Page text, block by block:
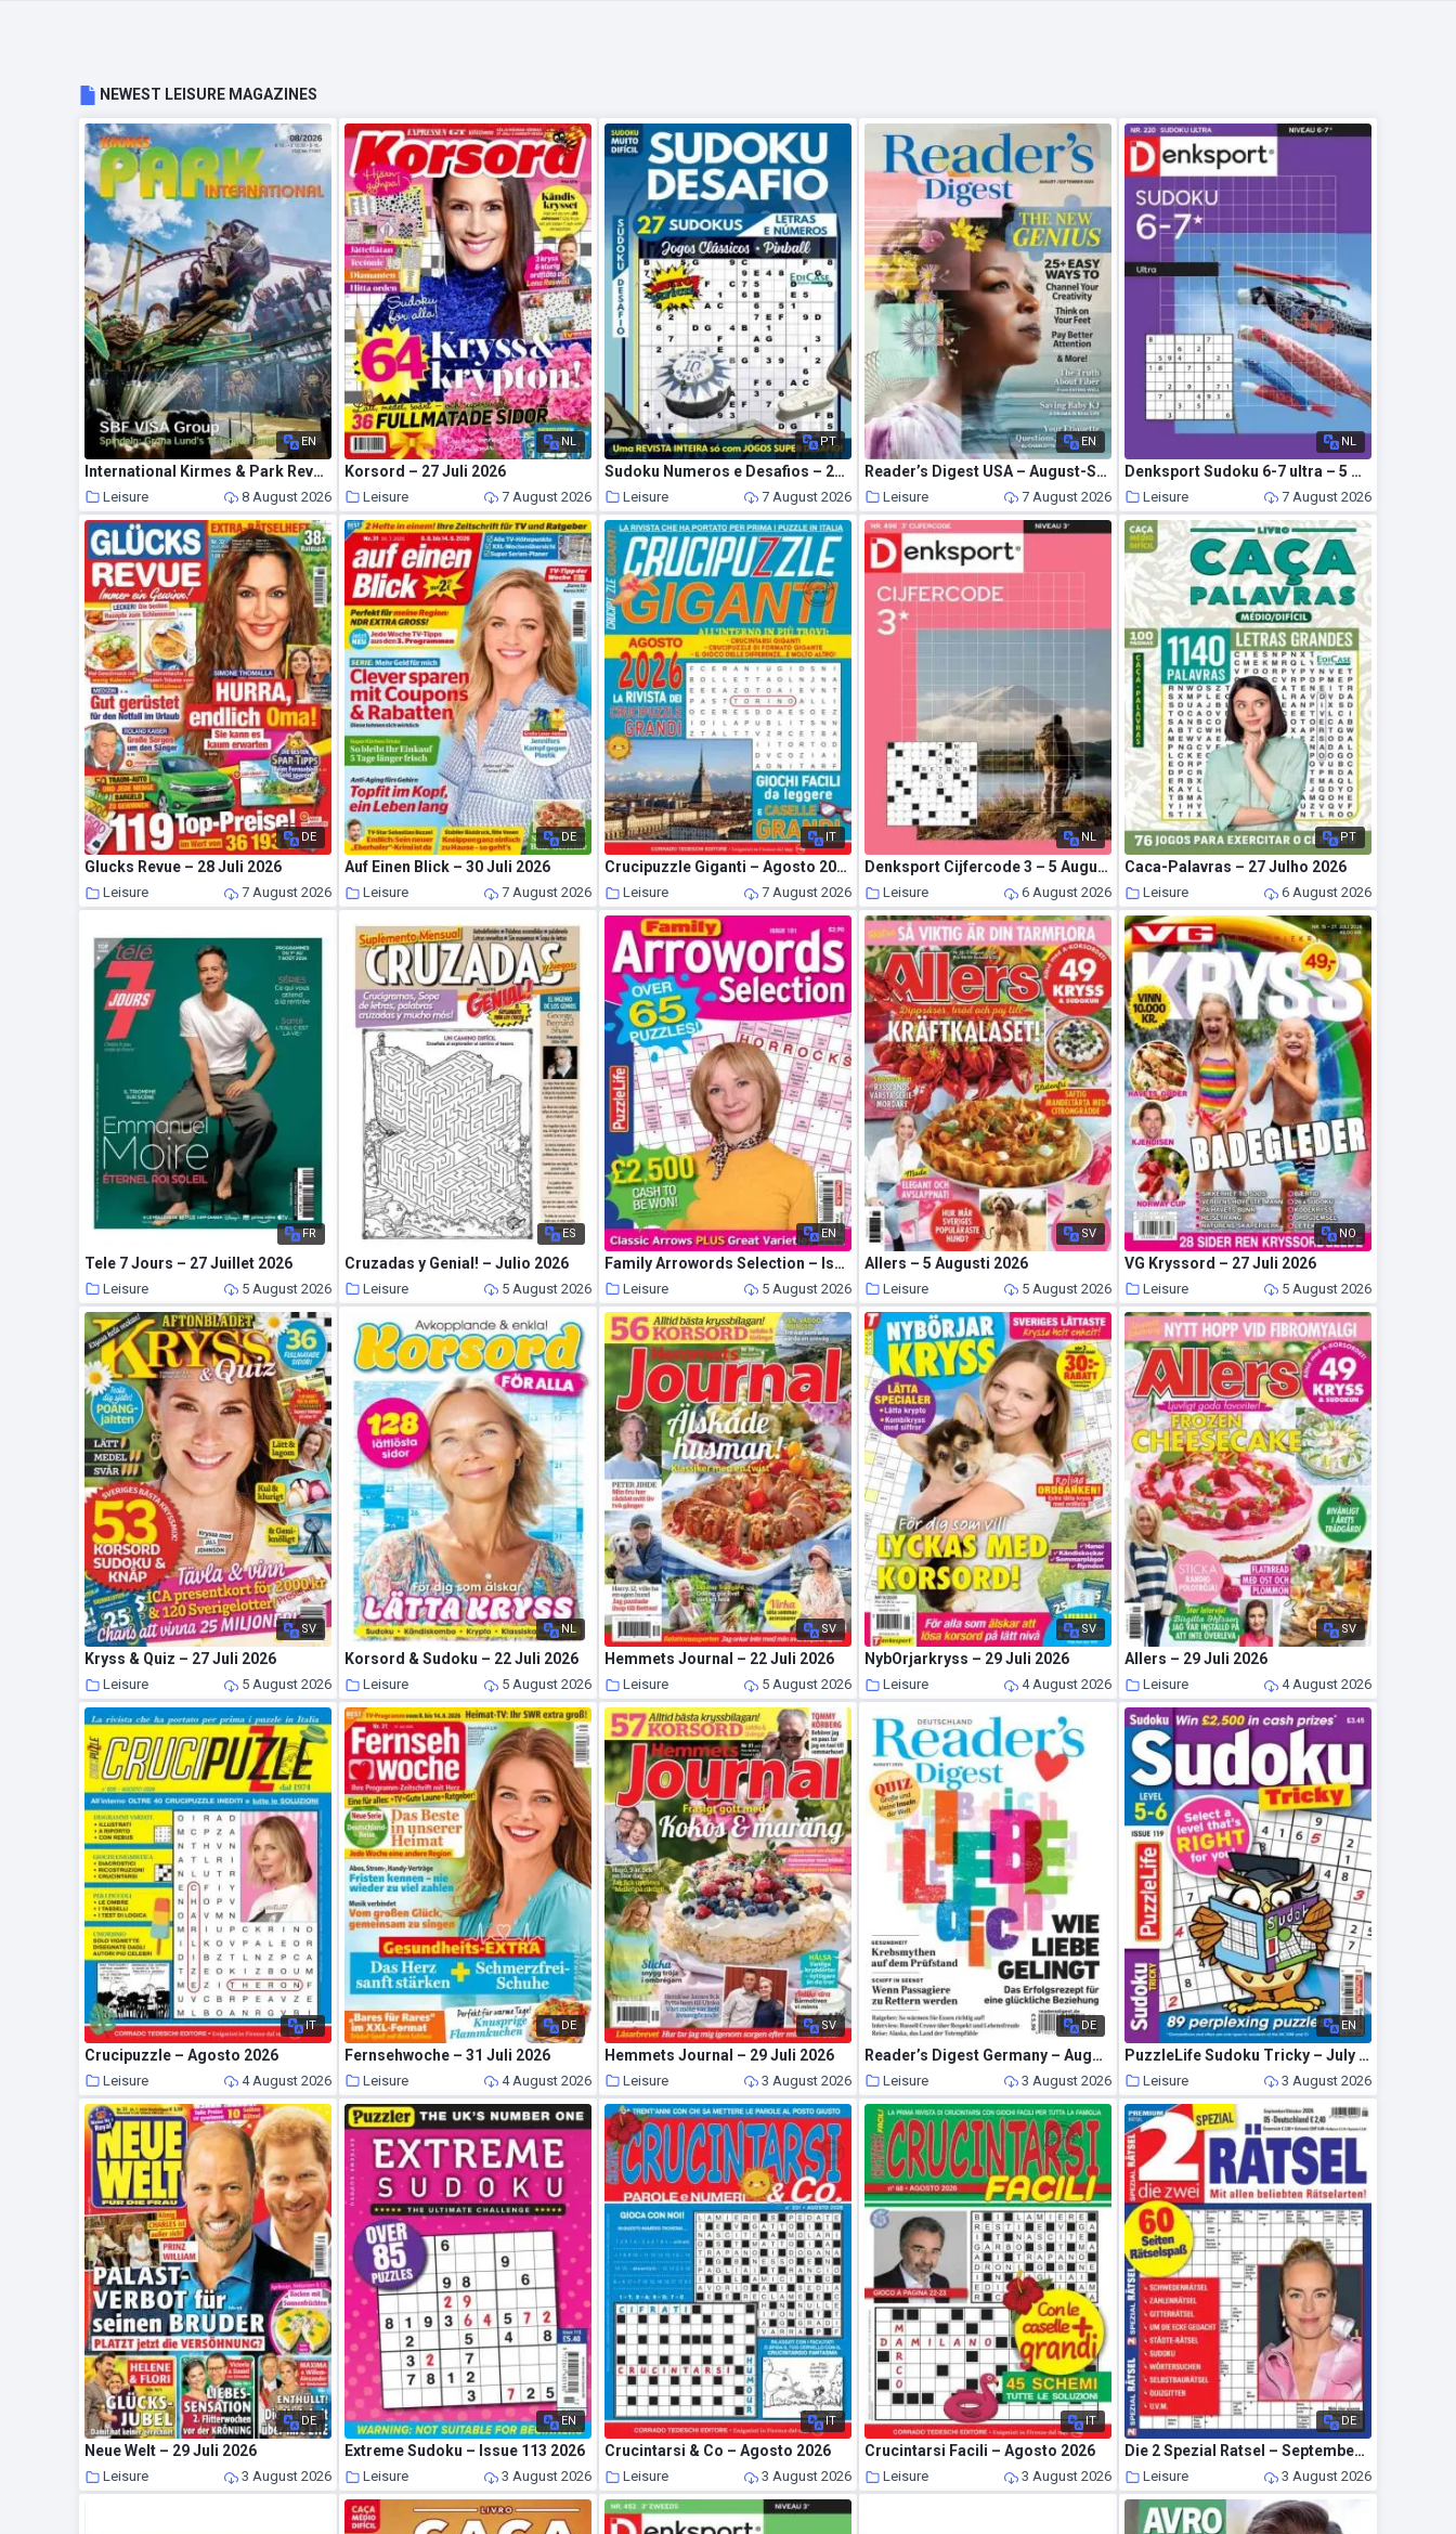
NEWEST LEISURE MAGAZINES
EN
International Kirmes & Park Revue – August 2026
Leisure 8 August 2026
NL
Korsord – 27 Juli 2026
Leisure 7 August 2026
PT
Sudoku Numeros e Desafios – 24 Julho 2026
Leisure 7 August 2026
EN
Reader’s Digest USA – August-September 2026
Leisure 7 August 2026
NL
Denksport Sudoku 6-7 ultra – 5 Augustus 2026
Leisure 7 August 2026
DE
Glucks Revue – 28 Juli 2026
Leisure 7 August 2026
DE
Auf Einen Blick – 30 Juli 2026
Leisure 7 August 2026
IT
Crucipuzzle Giganti – Agosto 2026
Leisure 7 August 2026
NL
Denksport Cijfercode 3 – 5 Augustus 2026
Leisure 6 August 2026
PT
Caca-Palavras – 27 Julho 2026
Leisure 6 August 2026
FR
Tele 7 Jours – 27 Juillet 2026
Leisure 5 August 2026
ES
Cruzadas y Genial! – Julio 2026
Leisure 5 August 2026
EN
Family Arrowords Selection – Issue 101 2026
Leisure 5 August 2026
SV
Allers – 5 Augusti 2026
Leisure 5 August 2026
NO
VG Kryssord – 27 Juli 2026
Leisure 5 August 2026
SV
Kryss & Quiz – 27 Juli 2026
Leisure 5 August 2026
NL
Korsord & Sudoku – 22 Juli 2026
Leisure 5 August 2026
SV
Hemmets Journal – 22 Juli 2026
Leisure 5 August 2026
SV
NybOrjarkryss – 29 Juli 2026
Leisure 4 August 2026
SV
Allers – 29 Juli 2026
Leisure 4 August 2026
IT
Crucipuzzle – Agosto 2026
Leisure 4 August 2026
DE
Fernsehwoche – 31 Juli 2026
Leisure 4 August 2026
SV
Hemmets Journal – 29 Juli 2026
Leisure 3 August 2026
DE
Reader’s Digest Germany – August 2026
Leisure 3 August 2026
EN
PuzzleLife Sudoku Tricky – July 2026
Leisure 3 August 2026
DE
Neue Welt – 29 Juli 2026
Leisure 3 August 2026
EN
Extreme Sudoku – Issue 113 2026
Leisure 3 August 2026
IT
Crucintarsi & Co – Agosto 2026
Leisure 3 August 2026
IT
Crucintarsi Facili – Agosto 2026
Leisure 3 August 2026
DE
Die 2 Spezial Ratsel – September-Oktober 2026
Leisure 3 August 2026